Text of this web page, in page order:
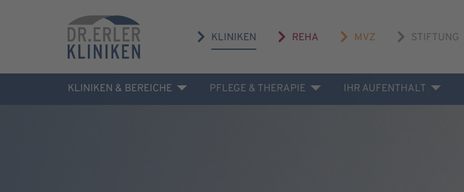
KLINIKEN REHA MVZ STIFTUNG
KLINIKEN & BEREICHE PFLEGE & THERAPIE IHR AUFENTHALT